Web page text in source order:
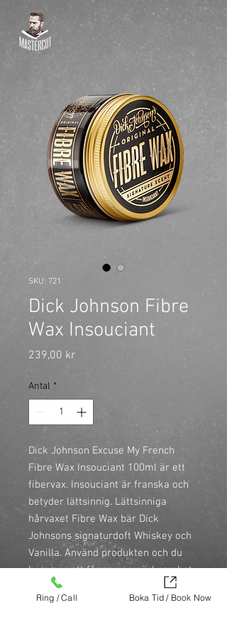
SKU: 721
Dick Johnson Fibre
Wax Insouciant
239,00 krPris
Antal *
Dick Johnson Excuse My French
Fibre Wax Insouciant 100ml är ett
fibervax. Insouciant är franska och
betyder lättsinnig. Lättsinniga
hårvaxet Fibre Wax bär Dick
Johnsons signaturdoft Whiskey och
Vanilla. Använd produkten och du
kommer att fånga uppmärksamhet
av folk som önskar att de också var
lika lättsamma. Detta
Ring / Call Boka Tid / Book Now